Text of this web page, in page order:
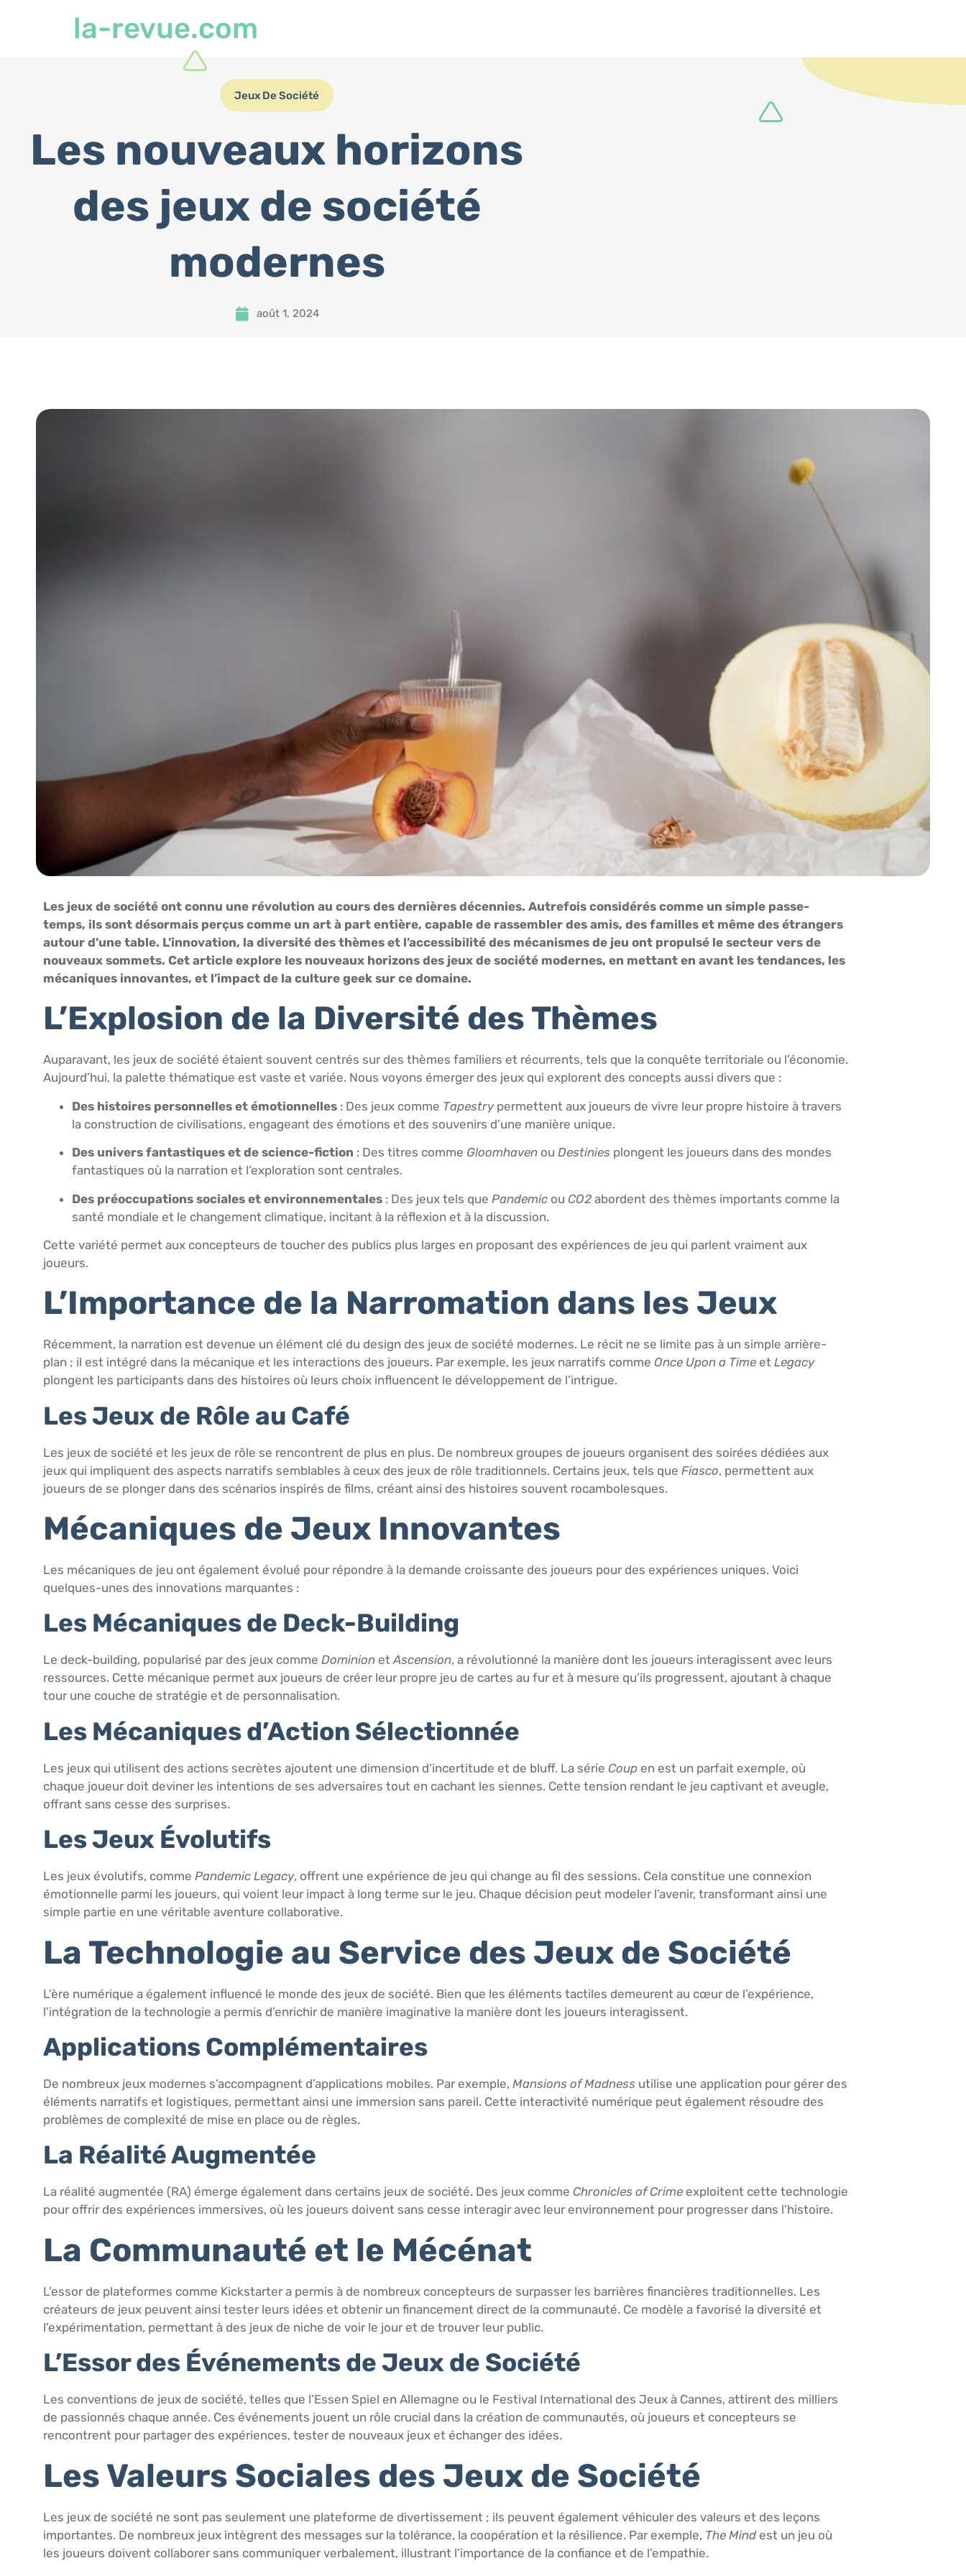
la-revue.com
Jeux De Société
Les nouveaux horizons
des jeux de société
modernes
août 1, 2024
Les jeux de société ont connu une révolution au cours des dernières décennies. Autrefois considérés comme un simple passe-
temps, ils sont désormais perçus comme un art à part entière, capable de rassembler des amis, des familles et même des étrangers
autour d’une table. L’innovation, la diversité des thèmes et l’accessibilité des mécanismes de jeu ont propulsé le secteur vers de
nouveaux sommets. Cet article explore les nouveaux horizons des jeux de société modernes, en mettant en avant les tendances, les
mécaniques innovantes, et l’impact de la culture geek sur ce domaine.
L’Explosion de la Diversité des Thèmes
Auparavant, les jeux de société étaient souvent centrés sur des thèmes familiers et récurrents, tels que la conquête territoriale ou l’économie.
Aujourd’hui, la palette thématique est vaste et variée. Nous voyons émerger des jeux qui explorent des concepts aussi divers que :
Des histoires personnelles et émotionnelles : Des jeux comme Tapestrypermettent aux joueurs de vivre leur propre histoire à travers
la construction de civilisations, engageant des émotions et des souvenirs d’une manière unique.
Des univers fantastiques et de science-fiction : Des titres comme Gloomhaven ou Destinies plongent les joueurs dans des mondes
fantastiques où la narration et l’exploration sont centrales.
Des préoccupations sociales et environnementales : Des jeux tels que Pandemic ou CO2 abordent des thèmes importants comme la
santé mondiale et le changement climatique, incitant à la réflexion et à la discussion.
Cette variété permet aux concepteurs de toucher des publics plus larges en proposant des expériences de jeu qui parlent vraiment aux
joueurs.
L’Importance de la Narromation dans les Jeux
Récemment, la narration est devenue un élément clé du design des jeux de société modernes. Le récit ne se limite pas à un simple arrière-
plan ; il est intégré dans la mécanique et les interactions des joueurs. Par exemple, les jeux narratifs comme Once Upon a Time et Legacy
plongent les participants dans des histoires où leurs choix influencent le développement de l’intrigue.
Les Jeux de Rôle au Café
Les jeux de société et les jeux de rôle se rencontrent de plus en plus. De nombreux groupes de joueurs organisent des soirées dédiées aux
jeux qui impliquent des aspects narratifs semblables à ceux des jeux de rôle traditionnels. Certains jeux, tels que Fiasco, permettent aux
joueurs de se plonger dans des scénarios inspirés de films, créant ainsi des histoires souvent rocambolesques.
Mécaniques de Jeux Innovantes
Les mécaniques de jeu ont également évolué pour répondre à la demande croissante des joueurs pour des expériences uniques. Voici
quelques-unes des innovations marquantes :
Les Mécaniques de Deck-Building
Le deck-building, popularisé par des jeux comme Dominion etAscension, a révolutionné la manière dont les joueurs interagissent avec leurs
ressources. Cette mécanique permet aux joueurs de créer leur propre jeu de cartes au fur et à mesure qu’ils progressent, ajoutant à chaque
tour une couche de stratégie et de personnalisation.
Les Mécaniques d’Action Sélectionnée
Les jeux qui utilisent des actions secrètes ajoutent une dimension d’incertitude et de bluff. La série Coup en est un parfait exemple, où
chaque joueur doit deviner les intentions de ses adversaires tout en cachant les siennes. Cette tension rendant le jeu captivant et aveugle,
offrant sans cesse des surprises.
Les Jeux Évolutifs
Les jeux évolutifs, comme Pandemic Legacy, offrent une expérience de jeu qui change au fil des sessions. Cela constitue une connexion
émotionnelle parmi les joueurs, qui voient leur impact à long terme sur le jeu. Chaque décision peut modeler l’avenir, transformant ainsi une
simple partie en une véritable aventure collaborative.
La Technologie au Service des Jeux de Société
L’ère numérique a également influencé le monde des jeux de société. Bien que les éléments tactiles demeurent au cœur de l’expérience,
l’intégration de la technologie a permis d’enrichir de manière imaginative la manière dont les joueurs interagissent.
Applications Complémentaires
De nombreux jeux modernes s’accompagnent d’applications mobiles. Par exemple, Mansions of Madness utilise une application pour gérer des
éléments narratifs et logistiques, permettant ainsi une immersion sans pareil. Cette interactivité numérique peut également résoudre des
problèmes de complexité de mise en place ou de règles.
La Réalité Augmentée
La réalité augmentée (RA) émerge également dans certains jeux de société. Des jeux comme Chronicles of Crime exploitent cette technologie
pour offrir des expériences immersives, où les joueurs doivent sans cesse interagir avec leur environnement pour progresser dans l’histoire.
La Communauté et le Mécénat
L’essor de plateformes comme Kickstarter a permis à de nombreux concepteurs de surpasser les barrières financières traditionnelles. Les
créateurs de jeux peuvent ainsi tester leurs idées et obtenir un financement direct de la communauté. Ce modèle a favorisé la diversité et
l’expérimentation, permettant à des jeux de niche de voir le jour et de trouver leur public.
L’Essor des Événements de Jeux de Société
Les conventions de jeux de société, telles que l’Essen Spiel en Allemagne ou le Festival International des Jeux à Cannes, attirent des milliers
de passionnés chaque année. Ces événements jouent un rôle crucial dans la création de communautés, où joueurs et concepteurs se
rencontrent pour partager des expériences, tester de nouveaux jeux et échanger des idées.
Les Valeurs Sociales des Jeux de Société
Les jeux de société ne sont pas seulement une plateforme de divertissement ; ils peuvent également véhiculer des valeurs et des leçons
importantes. De nombreux jeux intègrent des messages sur la tolérance, la coopération et la résilience. Par exemple, The Mindest un jeu où
les joueurs doivent collaborer sans communiquer verbalement, illustrant l’importance de la confiance et de l’empathie.